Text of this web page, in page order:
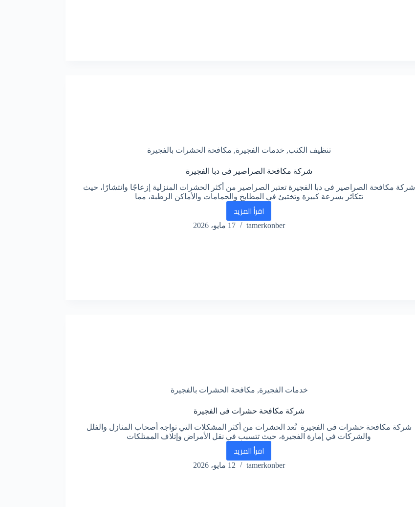
تنظيف الكنب, خدمات الفجيرة, مكافحة الحشرات بالفجيرة
شركة مكافحة الصراصير فى دبا الفجيرة
شركة مكافحة الصراصير فى دبا الفجيرة تعتبر الصراصير من أكثر الحشرات المنزلية إزعاجًا وانتشارًا، حيث
تتكاثر بسرعة كبيرة وتختبئ في المطابخ والحمامات والأماكن الرطبة، مما
اقرأ المزيد
شركة
مكافحةtamerkonber 17 مايو، 2026
خدمات الفجيرة, مكافحة الحشرات بالفجيرة
شركة مكافحة حشرات فى الفجيرة
شركة مكافحة حشرات فى الفجيرة تُعد الحشرات من أكثر المشكلات التي تواجه أصحاب المنازل والفلل
والشركات في إمارة الفجيرة، حيث تتسبب في نقل الأمراض وإتلاف الممتلكات
اقرأ المزيد
شركة
مكافحةtamerkonber 12 مايو، 2026